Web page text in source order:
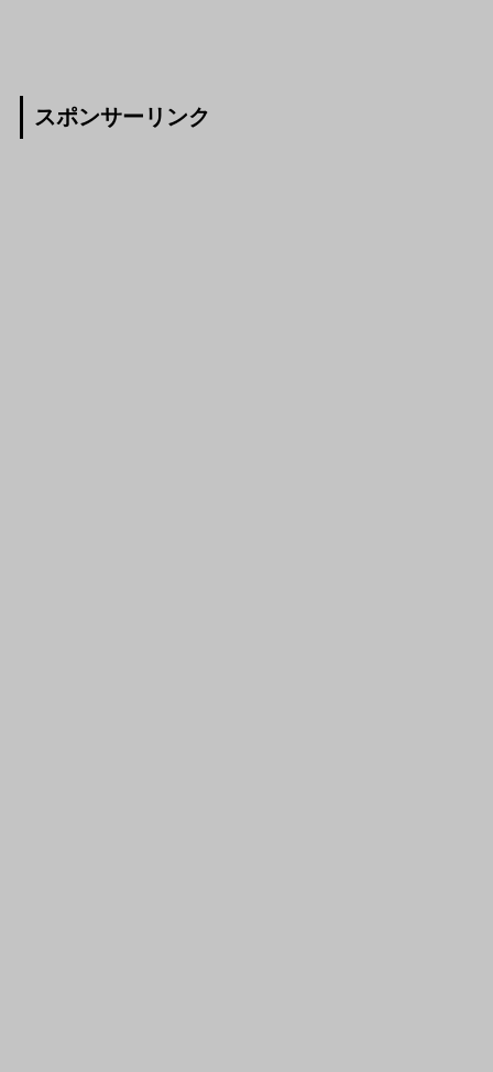
スポンサーリンク